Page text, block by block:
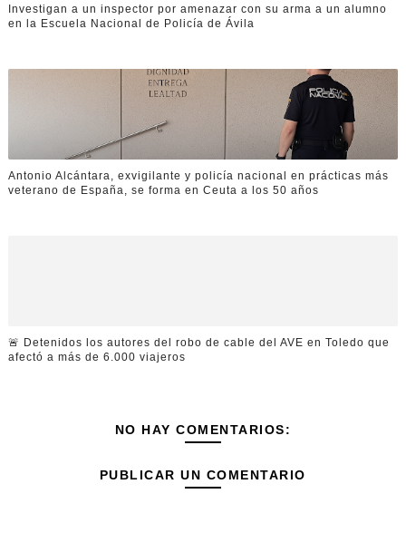
Investigan a un inspector por amenazar con su arma a un alumno
en la Escuela Nacional de Policía de Ávila
Antonio Alcántara, exvigilante y policía nacional en prácticas más
veterano de España, se forma en Ceuta a los 50 años
🚨 Detenidos los autores del robo de cable del AVE en Toledo que
afectó a más de 6.000 viajeros
NO HAY COMENTARIOS:
PUBLICAR UN COMENTARIO